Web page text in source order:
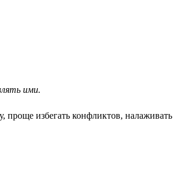
ими.
проще избегать конфликтов, налаживать